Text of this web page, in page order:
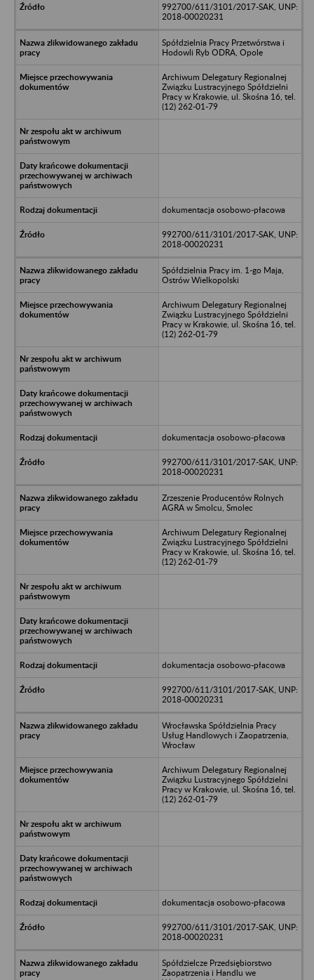
992700/611/3101/2017-SAK, UNP:
2018-00020231
Spółdzielnia Pracy Przetwórstwa i
Hodowli Ryb ODRA, Opole
Archiwum Delegatury Regionalnej
Związku Lustracyjnego Spółdzielni
Pracy w Krakowie, ul. Skośna 16, tel.
(12) 262-01-79
dokumentacja osobowo-płacowa
992700/611/3101/2017-SAK, UNP:
2018-00020231
Spółdzielnia Pracy im. 1-go Maja,
Ostrów Wielkopolski
Archiwum Delegatury Regionalnej
Związku Lustracyjnego Spółdzielni
Pracy w Krakowie, ul. Skośna 16, tel.
(12) 262-01-79
dokumentacja osobowo-płacowa
992700/611/3101/2017-SAK, UNP:
2018-00020231
Zrzeszenie Producentów Rolnych
AGRA w Smolcu, Smolec
Archiwum Delegatury Regionalnej
Związku Lustracyjnego Spółdzielni
Pracy w Krakowie, ul. Skośna 16, tel.
(12) 262-01-79
dokumentacja osobowo-płacowa
992700/611/3101/2017-SAK, UNP:
2018-00020231
Wrocławska Spółdzielnia Pracy
Usług Handlowych i Zaopatrzenia,
Wrocław
Archiwum Delegatury Regionalnej
Związku Lustracyjnego Spółdzielni
Pracy w Krakowie, ul. Skośna 16, tel.
(12) 262-01-79
dokumentacja osobowo-płacowa
992700/611/3101/2017-SAK, UNP:
2018-00020231
Spółdzielcze Przedsiębiorstwo
Zaopatrzenia i Handlu we